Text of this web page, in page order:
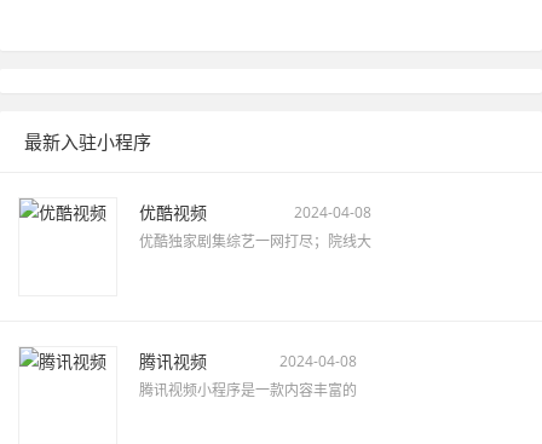
最新入驻小程序
优酷视频
2024-04-08
优酷独家剧集综艺一网打尽；院线大
腾讯视频
2024-04-08
腾讯视频小程序是一款内容丰富的